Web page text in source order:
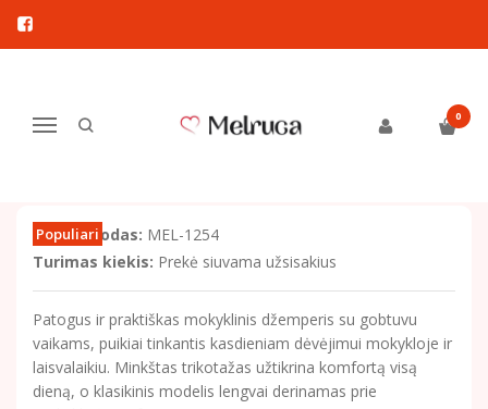
Navigacija
0
Pagrindinis
Mokyklinis džemperis vaikams su užtrauktuku – patogus kasdienai
MOKYKLINIS DŽEMPERIS VAIKAMS
SU UŽTRAUKTUKU – PATOGUS
Populiari
Prekės kodas: MEL-1254
Turimas kiekis: Prekė siuvama užsisakius
Patogus ir praktiškas mokyklinis džemperis su gobtuvu
vaikams, puikiai tinkantis kasdieniam dėvėjimui mokykloje ir
laisvalaikiu. Minkštas trikotažas užtikrina komfortą visą
dieną, o klasikinis modelis lengvai derinamas prie